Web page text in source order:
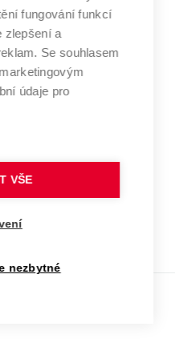
učení
technické
fungování funkcí
zlepšení a
Se souhlasem
údaje pro
VŠE
nezbytné